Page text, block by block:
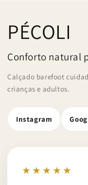
PÉCOLI
Conforto natural
Calçado barefoot
crianças e adultos.
Instagram
★★★★★